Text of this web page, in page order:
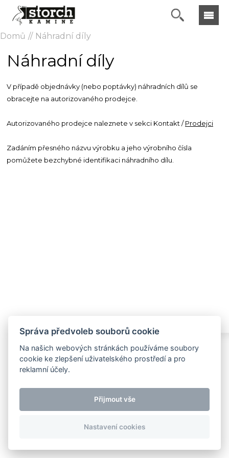
Domů Náhradní díly
Náhradní díly
V případě objednávky (nebo poptávky) náhradních dílů se
obracejte na autorizovaného prodejce.
Autorizovaného prodejce naleznete v sekci Kontakt /Prodejci
Zadáním přesného názvu výrobku a jeho výrobního čísla
pomůžete bezchybné identifikaci náhradního dílu.
Impressum Kontakt Sledujte nás
Copyright 2026 Storch Kamine. All rights reserved.
Správa předvoleb souborů cookie
Na našich webových stránkách používáme soubory
cookie ke zlepšení uživatelského prostředí a pro
reklamní účely.
Přijmout vše
Nastavení cookies